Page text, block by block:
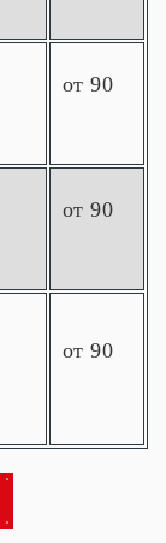
от 90
от 90
от 90